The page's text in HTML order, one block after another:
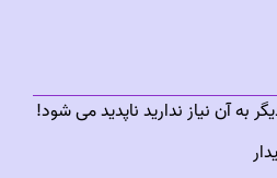
آن نیاز ندارید ناپدید می شود!